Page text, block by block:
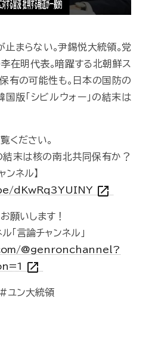
止まらない｡尹錫悦大統領｡党
在明代表｡暗躍する北朝鮮ス
有の可能性も｡日本の国防の
国版｢シビルウォー｣の結末は
ください。
結末は核の南北共同保有か？
ンネル】
dKwRq3YUINY open_in_new
願いします！
言論チャンネル」
@genronchannel?
open_in_new
ユン大統領